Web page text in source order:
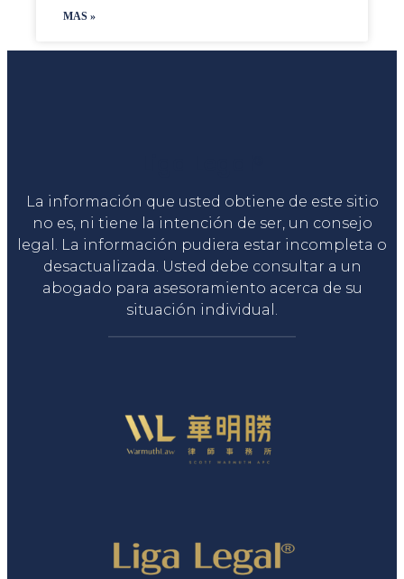
MAS »
La información que usted obtiene de este sitio
no es, ni tiene la intención de ser, un consejo
legal. La información pudiera estar incompleta o
desactualizada. Usted debe consultar a un
abogado para asesoramiento acerca de su
situación individual.